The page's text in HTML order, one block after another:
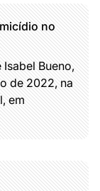
no
Bueno,
de 2022, na
em